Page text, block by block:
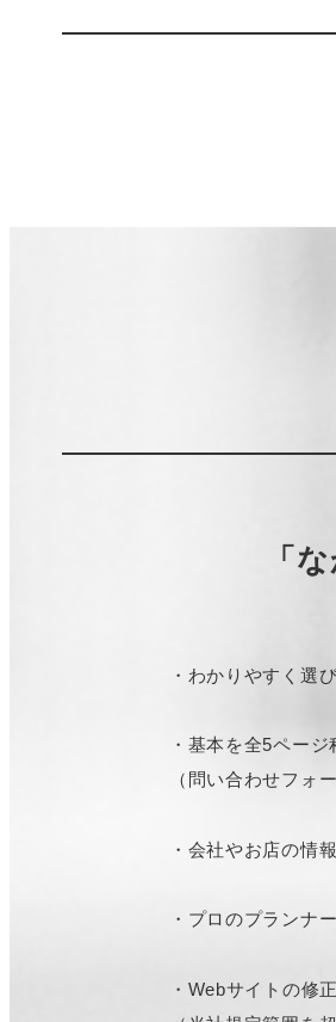
「
・わかりやすく選
・基本を全5ペー
（問い合わせフォ
・会社やお店の情
・プロのプランナ
・Webサイトの修